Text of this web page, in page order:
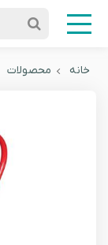
خانه محصولات